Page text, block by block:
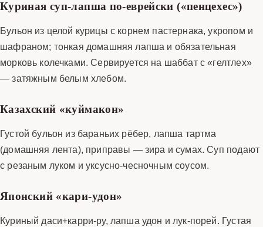
Куриная суп-лапша по-еврейски («пенцехес»)
Бульон из целой курицы с корнем пастернака, укропом и
шафраном; тонкая домашняя лапша и обязательная
морковь колечками. Сервируется на шаббат с «гелтлех»
— затяжным белым хлебом.
Казахский «куймакон»
Густой бульон из бараньих рёбер, лапша тартма
(домашняя лента), приправы — зира и сумах. Суп подают
с резаным луком и уксусно-чесночным соусом.
Японский «кари-удон»
Куриный даси+карри-ру, лапша удон и лук-порей. Густая